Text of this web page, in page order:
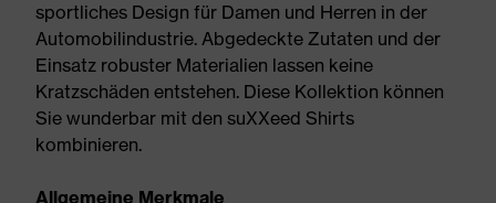
sportliches Design für Damen und Herren in der
Automobilindustrie. Abgedeckte Zutaten und der
Einsatz robuster Materialien lassen keine
Kratzschäden entstehen. Diese Kollektion können
Sie wunderbar mit den suXXeed Shirts
kombinieren.
Allgemeine Merkmale